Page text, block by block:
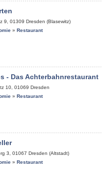
9 01309 Dresden (Blasewitz)
» Restaurant
- Das Achterbahnrestaurant
10 01069 Dresden
» Restaurant
3 01067 Dresden (Altstadt)
» Restaurant